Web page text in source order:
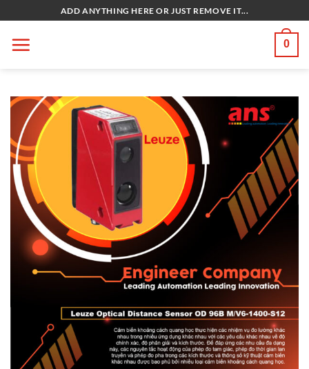
qua
nội
ADD ANYTHING HERE OR JUST REMOVE IT...
0